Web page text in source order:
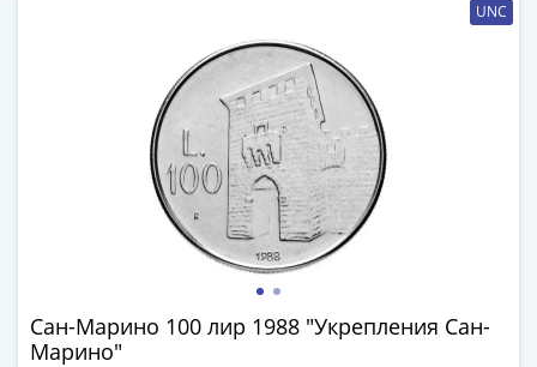
UNC
Сан-Марино 100 лир 1988 "Укрепления Сан-
Марино"